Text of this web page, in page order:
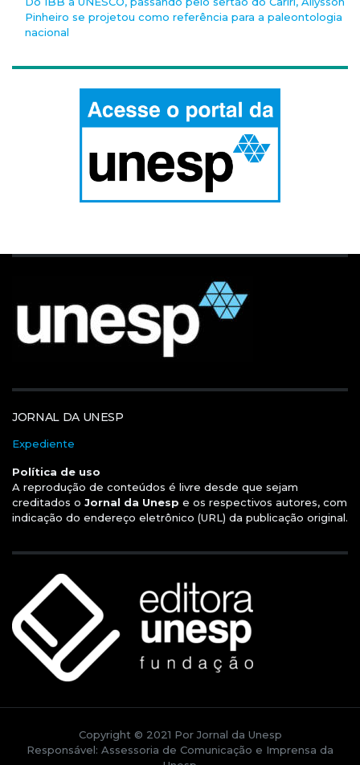
Pinheiro se projetou como referência para a paleontologia
nacional
JORNAL DA UNESP
Expediente
Política de uso
A reprodução de conteúdos é livre desde que sejam
creditados o Jornal da Unesp e os respectivos autores, com
indicação do endereço eletrônico (URL) da publicação original.
Copyright © 2021 Por Jornal da Unesp
Responsável: Assessoria de Comunicação e Imprensa da